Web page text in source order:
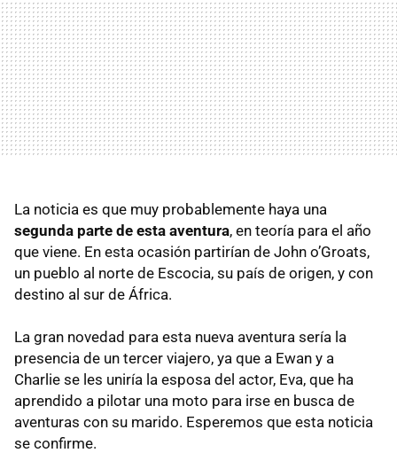
La noticia es que muy probablemente haya una
segunda parte de esta aventura, en teoría para el año
que viene. En esta ocasión partirían de John o’Groats,
un pueblo al norte de Escocia, su país de origen, y con
destino al sur de África.
La gran novedad para esta nueva aventura sería la
presencia de un tercer viajero, ya que a Ewan y a
Charlie se les uniría la esposa del actor, Eva, que ha
aprendido a pilotar una moto para irse en busca de
aventuras con su marido. Esperemos que esta noticia
se confirme.